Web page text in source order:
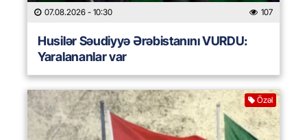
07.08.2026 - 10:30 107
Husilər Səudiyyə Ərəbistanını VURDU:
Yaralananlar var
Özəl